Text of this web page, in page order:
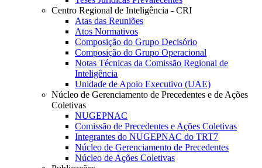
Centro Regional de Inteligência - CRI
Atas das Reuniões
Atos Normativos
Composição do Grupo Decisório
Composição do Grupo Operacional
Notas Técnicas da Comissão Regional de
Inteligência
Unidade de Apoio Executivo (UAE)
Núcleo de Gerenciamento de Precedentes e de Ações
Coletivas
NUGEPNAC
Comissão de Precedentes e Ações Coletivas
Integrantes do NUGEPNAC do TRT7
Núcleo de Gerenciamento de Precedentes
Núcleo de Ações Coletivas